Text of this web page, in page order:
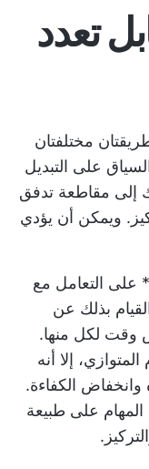
تعدد
مختلفتان
على التبديل
إلى مقاطعة تدفق
ويمكن أن يؤدي
على التعامل مع
بذلك عن
وقت لكل منها.
إلا أنه
وانخفاض الكفاءة.
المهام على طبيعة